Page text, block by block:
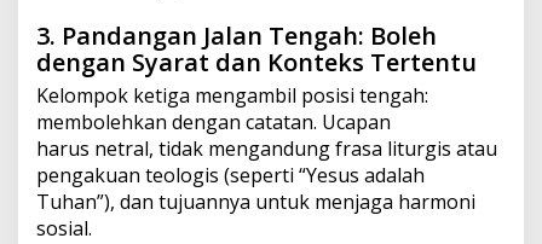
3. Pandangan Jalan Tengah: Boleh
dengan Syarat dan Konteks Tertentu
Kelompok ketiga mengambil posisi tengah:
membolehkan dengan catatan. Ucapan
harus netral, tidak mengandung frasa liturgis atau
pengakuan teologis (seperti “Yesus adalah
Tuhan”), dan tujuannya untuk menjaga harmoni
sosial.